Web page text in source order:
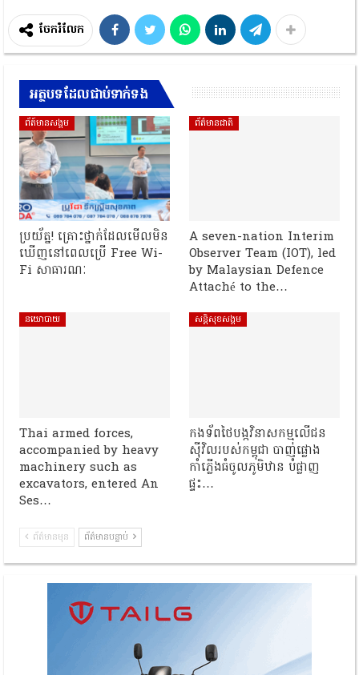
ចែករំលែក
អត្ថបទដែលជាប់ទាក់ទង
ព័ត៍មានសង្គម
ប្រយ័ត្ន! គ្រោះថ្នាក់ដែលមើលមិន
ឃើញនៅពេលប្រើ Free Wi-
Fi សាធារណៈ
ព័ត៌មានជាតិ
A seven-nation Interim
Observer Team (IOT), led
by Malaysian Defence
Attaché to the…
នយោបាយ
Thai armed forces,
accompanied by heavy
machinery such as
excavators, entered An
Ses…
សន្តិសុខសង្គម
កងទ័ពថៃបង្កវិនាសកម្មលើជន
ស៊ីវិលរបស់កម្ពុជា បាញ់ផ្លោង
កាំភ្លើងធំចូលភូមិឋាន បំផ្លាញ
ផ្ទះ…
ព័ត៌មានមុន ព័ត៌មានបន្ទាប់